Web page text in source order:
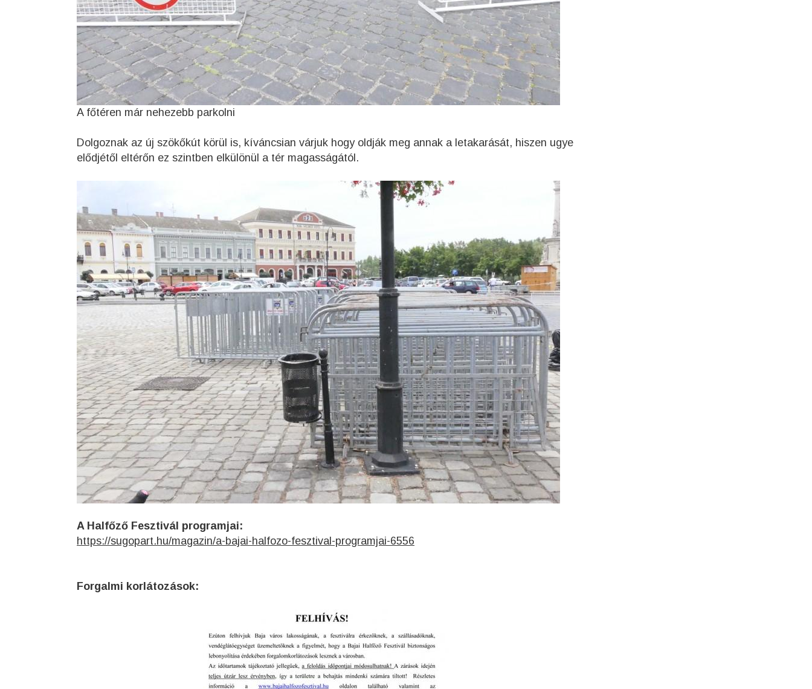
A főtéren már nehezebb parkolni
Dolgoznak az új szökőkút körül is, kíváncsian várjuk hogy oldják meg annak a letakarását, hiszen ugye
elődjétől eltérőn ez szintben elkülönül a tér magasságától.
A Halfőző Fesztivál programjai:
https://sugopart.hu/magazin/a-bajai-halfozo-fesztival-programjai-6556
Forgalmi korlátozások: